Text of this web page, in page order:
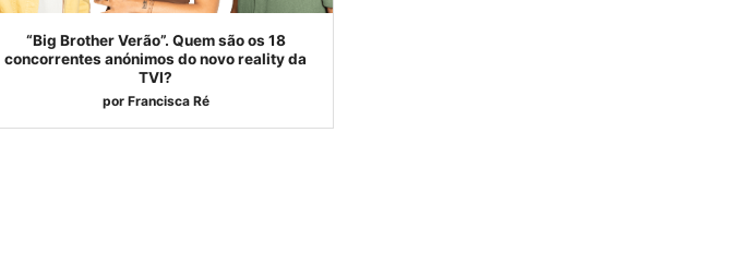
“Big Brother Verão”. Quem são os 18
concorrentes anónimos do novo reality da
TVI?
por Francisca Ré